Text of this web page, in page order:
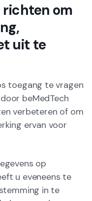
richten om
uit te
toegang te vragen
beMedTech
verbeteren of om
ervan voor
op
u eveneens te
in te